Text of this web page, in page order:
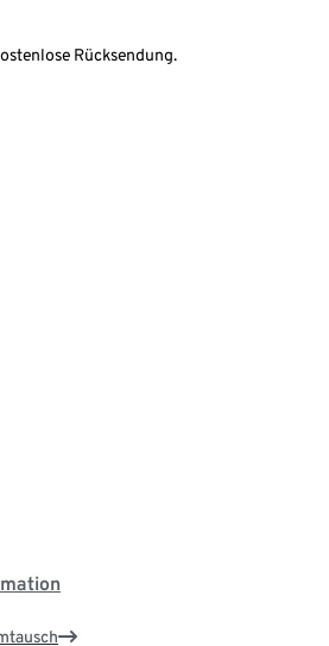
Rücksendung.